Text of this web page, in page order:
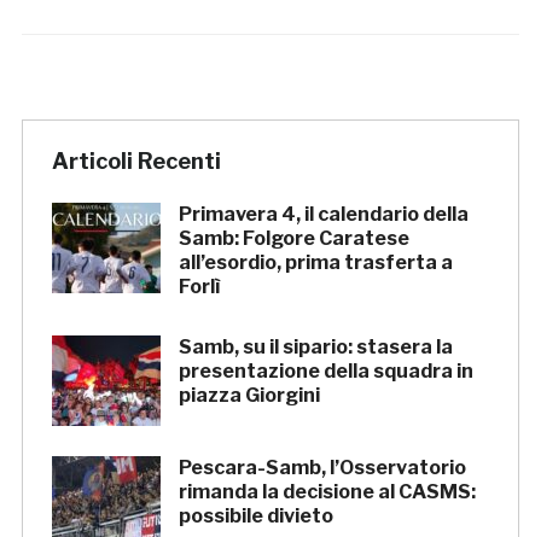
Articoli Recenti
Primavera 4, il calendario della
Samb: Folgore Caratese
all’esordio, prima trasferta a
Forlì
Samb, su il sipario: stasera la
presentazione della squadra in
piazza Giorgini
Pescara-Samb, l’Osservatorio
rimanda la decisione al CASMS:
possibile divieto